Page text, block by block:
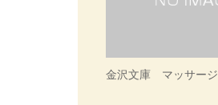
金沢文庫 マッサージ